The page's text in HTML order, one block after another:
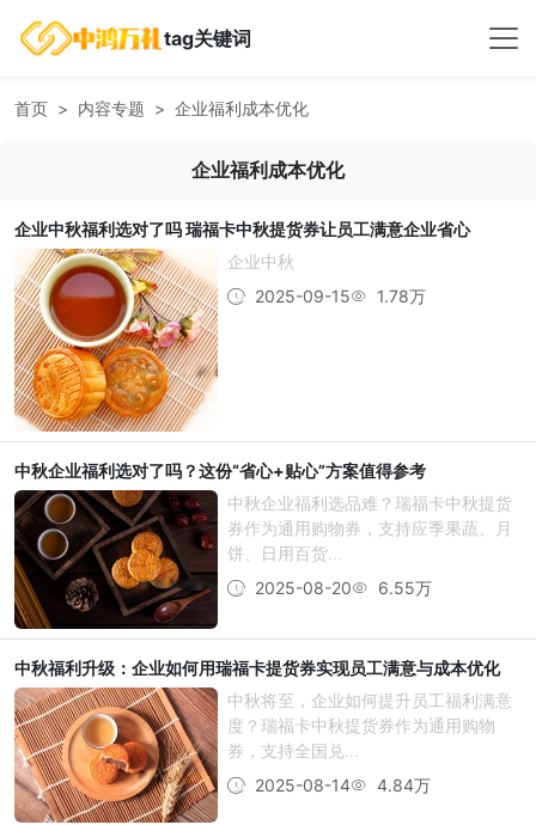
tag关键词
首页 内容专题 企业福利成本优化
企业福利成本优化
企业中秋福利选对了吗 瑞福卡中秋提货券让员工满意企业省心
企业中秋
2025-09-15
1.78万
中秋企业福利选对了吗？这份“省心+贴心”方案值得参考
中秋企业福利选品难？瑞福卡中秋提货
券作为通用购物券，支持应季果蔬、月
饼、日用百货...
2025-08-20
6.55万
中秋福利升级：企业如何用瑞福卡提货券实现员工满意与成本优化
中秋将至，企业如何提升员工福利满意
度？瑞福卡中秋提货券作为通用购物
券，支持全国兑...
2025-08-14
4.84万